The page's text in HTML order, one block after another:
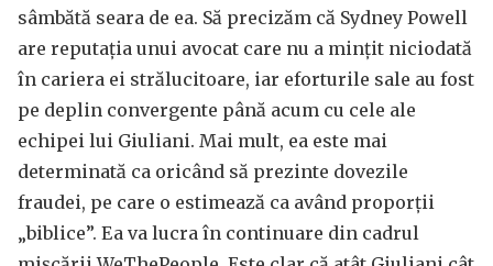
sâmbătă seara de ea. Să precizăm că Sydney Powell
are reputația unui avocat care nu a mințit niciodată
în cariera ei strălucitoare, iar eforturile sale au fost
pe deplin convergente până acum cu cele ale
echipei lui Giuliani. Mai mult, ea este mai
determinată ca oricând să prezinte dovezile
fraudei, pe care o estimează ca având proporții
„biblice”. Ea va lucra în continuare din cadrul